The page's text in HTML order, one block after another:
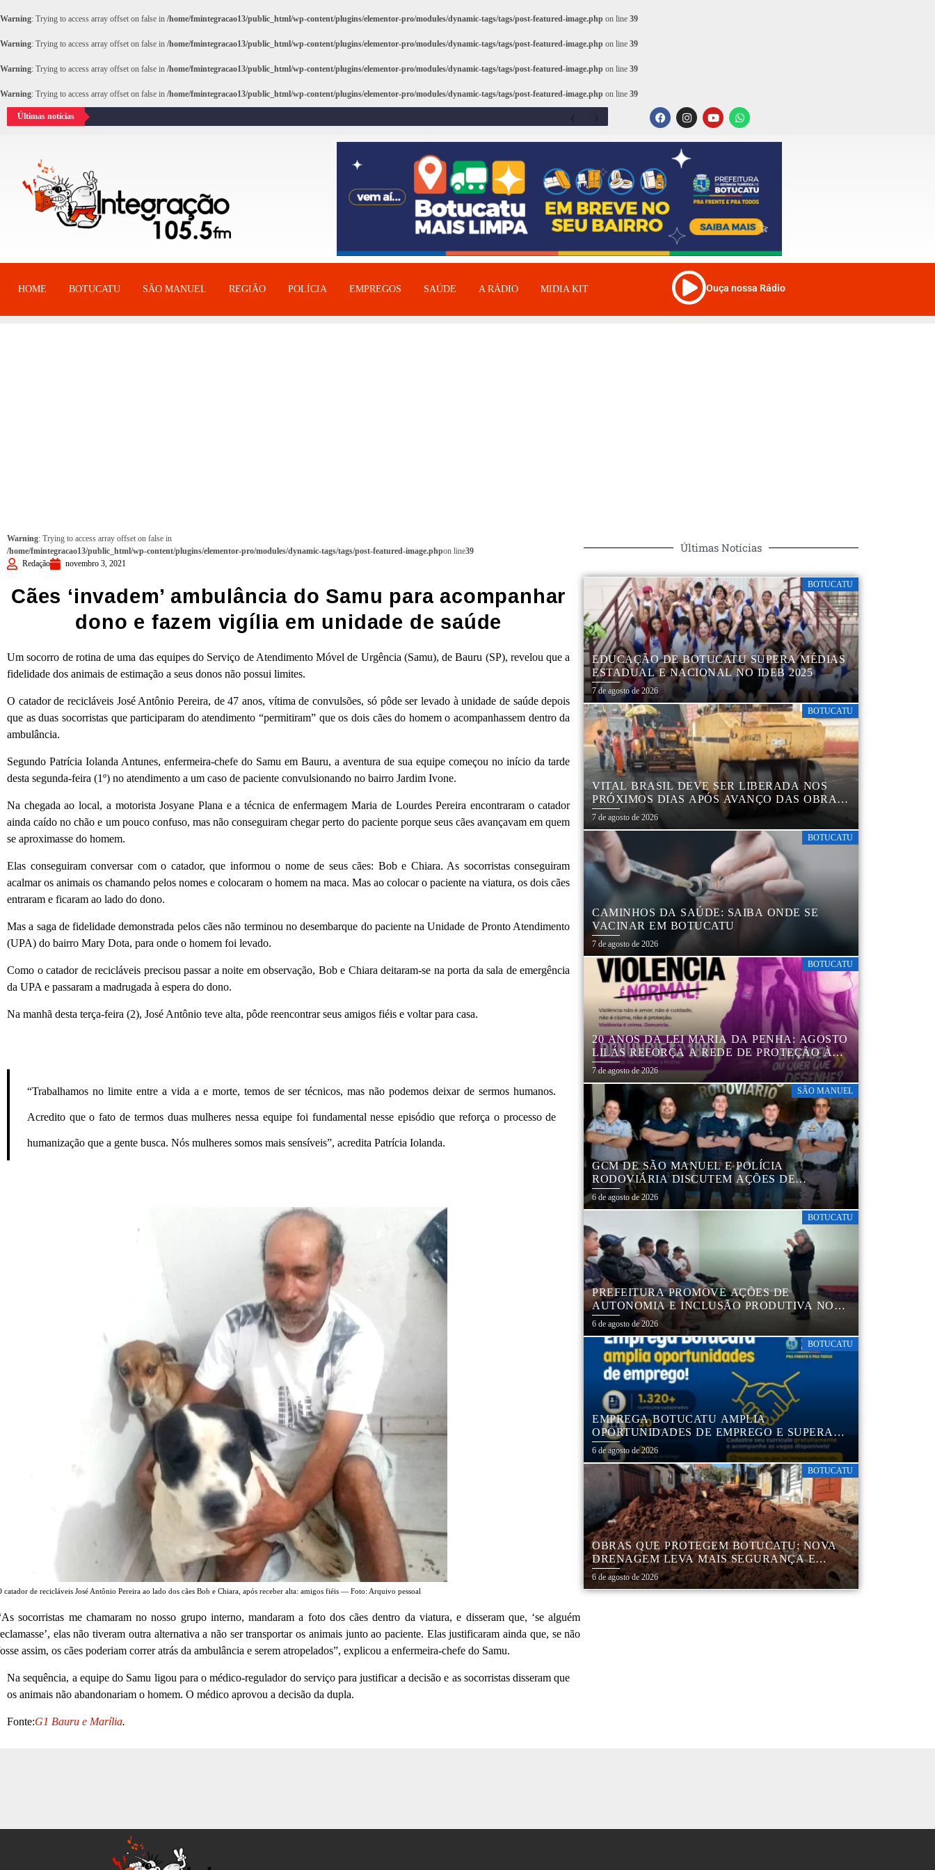
Warning: Trying to access array offset on false in /home/fmintegracao13/public_html/wp-content/plugins/elementor-pro/modules/dynamic-tags/tags/post-featured-image.php on line 39
Warning: Trying to access array offset on false in /home/fmintegracao13/public_html/wp-content/plugins/elementor-pro/modules/dynamic-tags/tags/post-featured-image.php on line 39
Warning: Trying to access array offset on false in /home/fmintegracao13/public_html/wp-content/plugins/elementor-pro/modules/dynamic-tags/tags/post-featured-image.php on line 39
Warning: Trying to access array offset on false in /home/fmintegracao13/public_html/wp-content/plugins/elementor-pro/modules/dynamic-tags/tags/post-featured-image.php on line 39
Últimas notícias
HOME BOTUCATU SÂO MANUEL REGIÃO POLÍCIA EMPREGOS SAÚDE A RÁDIO MIDIA KIT Ouça nossa Rádio
Warning: Trying to access array offset on false in
/home/fmintegracao13/public_html/wp-content/plugins/elementor-pro/modules/dynamic-tags/tags/post-featured-image.phpon line39
Redação
novembro 3, 2021
Cães ‘invadem’ ambulância do Samu para acompanhar
dono e fazem vigília em unidade de saúde
Um socorro de rotina de uma das equipes do Serviço de Atendimento Móvel de Urgência (Samu), de Bauru (SP), revelou que a
fidelidade dos animais de estimação a seus donos não possui limites.
O catador de recicláveis José Antônio Pereira, de 47 anos, vítima de convulsões, só pôde ser levado à unidade de saúde depois
que as duas socorristas que participaram do atendimento “permitiram” que os dois cães do homem o acompanhassem dentro da
ambulância.
Segundo Patrícia Iolanda Antunes, enfermeira-chefe do Samu em Bauru, a aventura de sua equipe começou no início da tarde
desta segunda-feira (1º) no atendimento a um caso de paciente convulsionando no bairro Jardim Ivone.
Na chegada ao local, a motorista Josyane Plana e a técnica de enfermagem Maria de Lourdes Pereira encontraram o catador
ainda caído no chão e um pouco confuso, mas não conseguiram chegar perto do paciente porque seus cães avançavam em quem
se aproximasse do homem.
Elas conseguiram conversar com o catador, que informou o nome de seus cães: Bob e Chiara. As socorristas conseguiram
acalmar os animais os chamando pelos nomes e colocaram o homem na maca. Mas ao colocar o paciente na viatura, os dois cães
entraram e ficaram ao lado do dono.
Mas a saga de fidelidade demonstrada pelos cães não terminou no desembarque do paciente na Unidade de Pronto Atendimento
(UPA) do bairro Mary Dota, para onde o homem foi levado.
Como o catador de recicláveis precisou passar a noite em observação, Bob e Chiara deitaram-se na porta da sala de emergência
da UPA e passaram a madrugada à espera do dono.
Na manhã desta terça-feira (2), José Antônio teve alta, pôde reencontrar seus amigos fiéis e voltar para casa.
“Trabalhamos no limite entre a vida a e morte, temos de ser técnicos, mas não podemos deixar de sermos humanos.
Acredito que o fato de termos duas mulheres nessa equipe foi fundamental nesse episódio que reforça o processo de
humanização que a gente busca. Nós mulheres somos mais sensíveis”, acredita Patrícia Iolanda.
catador de recicláveis José Antônio Pereira ao lado dos cães Bob e Chiara, após receber alta: amigos fiéis — Foto: Arquivo pessoal
socorristas me chamaram no nosso grupo interno, mandaram a foto dos cães dentro da viatura, e disseram que, ‘se alguém
elas não tiveram outra alternativa a não ser transportar os animais junto ao paciente. Elas justificaram ainda que, se não
assim, os cães poderiam correr atrás da ambulância e serem atropelados”, explicou a enfermeira-chefe do Samu.
Na sequência, a equipe do Samu ligou para o médico-regulador do serviço para justificar a decisão e as socorristas disseram que
os animais não abandonariam o homem. O médico aprovou a decisão da dupla.
Fonte:G1 Bauru e Marília.
Últimas Notícias
BOTUCATU
EDUCAÇÃO DE BOTUCATU SUPERA MÉDIAS
ESTADUAL E NACIONAL NO IDEB 2025
7 de agosto de 2026
BOTUCATU
VITAL BRASIL DEVE SER LIBERADA NOS
PRÓXIMOS DIAS APÓS AVANÇO DAS OBRAS
NA REGIÃO DA RODOVIÁRIA
7 de agosto de 2026
BOTUCATU
CAMINHOS DA SAÚDE: SAIBA ONDE SE
VACINAR EM BOTUCATU
7 de agosto de 2026
BOTUCATU
20 ANOS DA LEI MARIA DA PENHA: AGOSTO
LILÁS REFORÇA A REDE DE PROTEÇÃO ÀS
MULHERES EM BOTUCATU
7 de agosto de 2026
SÃO MANUEL
GCM DE SÃO MANUEL E POLÍCIA
RODOVIÁRIA DISCUTEM AÇÕES DE
EDUCAÇÃO E SEGURANÇA NO TRÂNSITO
6 de agosto de 2026
BOTUCATU
PREFEITURA PROMOVE AÇÕES DE
AUTONOMIA E INCLUSÃO PRODUTIVA NO
CENTRO POP VIDA
6 de agosto de 2026
BOTUCATU
EMPREGA BOTUCATU AMPLIA
OPORTUNIDADES DE EMPREGO E SUPERA
1,3 MIL CURRÍCULOS CADASTRADOS
6 de agosto de 2026
BOTUCATU
OBRAS QUE PROTEGEM BOTUCATU: NOVA
DRENAGEM LEVA MAIS SEGURANÇA E
TRANQUILIDADE AOS MORADORES DA
COHAB 5
6 de agosto de 2026